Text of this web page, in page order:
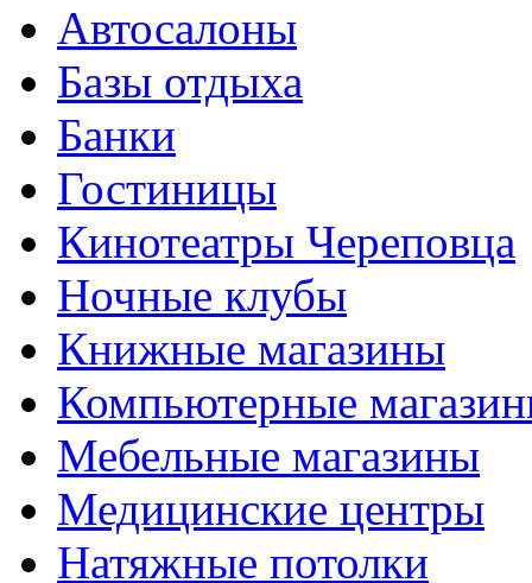
Автосалоны
Базы отдыха
Банки
Гостиницы
Кинотеатры Череповца
Ночные клубы
Книжные магазины
Компьютерные
Мебельные магазины
Медицинские центры
Натяжные потолки